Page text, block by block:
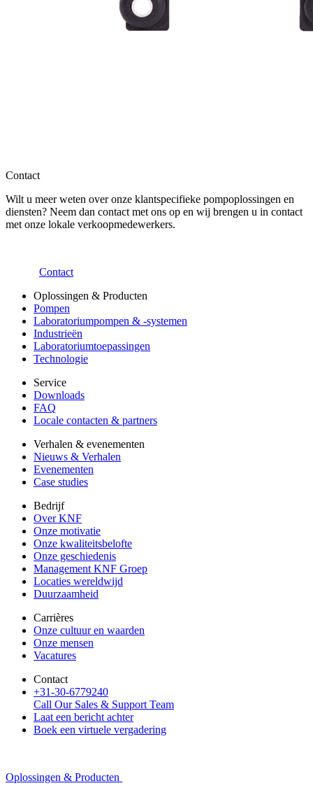
Contact
Wilt u meer weten over onze klantspecifieke pompoplossingen en
diensten? Neem dan contact met ons op en wij brengen u in contact
met onze lokale verkoopmedewerkers.
Contact
Oplossingen & Producten
Pompen
Laboratoriumpompen & -systemen
Industrieën
Laboratoriumtoepassingen
Technologie
Service
Downloads
FAQ
Locale contacten & partners
Verhalen & evenementen
Nieuws & Verhalen
Evenementen
Case studies
Bedrijf
Over KNF
Onze motivatie
Onze kwaliteitsbelofte
Onze geschiedenis
Management KNF Groep
Locaties wereldwijd
Duurzaamheid
Carrières
Onze cultuur en waarden
Onze mensen
Vacatures
Contact
+31-30-6779240
Call Our Sales & Support Team
Laat een bericht achter
Boek een virtuele vergadering
Oplossingen & Producten